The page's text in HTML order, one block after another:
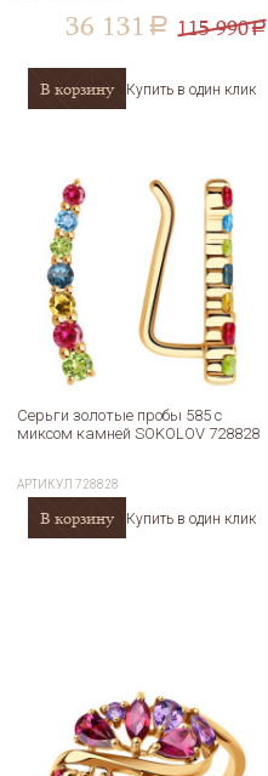
36 131 a 115 990a
В корзину Купить в один клик
Серьги золотые пробы 585 с
миксом камней SOKOLOV 728828
АРТИКУЛ728828
В корзину Купить в один клик